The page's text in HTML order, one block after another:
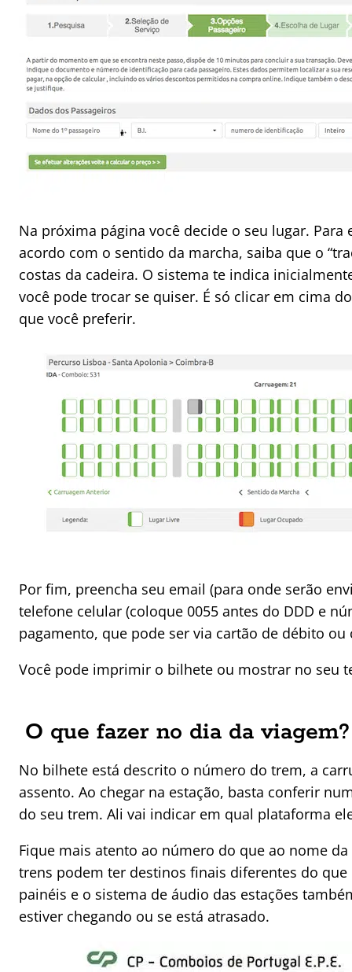
Na próxima página você decide o seu lugar. Para
acordo com o sentido da marcha, saiba que o
costas da cadeira. O sistema te indica
você pode trocar se quiser. É só clicar em cima
que você preferir.
Por fim, preencha seu email (para onde serão
telefone celular (coloque 0055 antes do DDD e
pagamento, que pode ser via cartão de débito
Você pode imprimir o bilhete ou mostrar no seu
O que fazer no dia da viagem?
No bilhete está descrito o número do trem, a
assento. Ao chegar na estação, basta conferir
do seu trem. Ali vai indicar em qual plataforma
Fique mais atento ao número do que ao nome
trens podem ter destinos finais diferentes do
painéis e o sistema de áudio das estações
estiver chegando ou se está atrasado.